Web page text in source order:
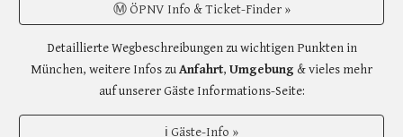
Ⓜ️ ÖPNV Info & Ticket-Finder »
Detaillierte Wegbeschreibungen zu wichtigen Punkten in
München, weitere Infos zuAnfahrt, Umgebung & vieles mehr
auf unserer Gäste Informations-Seite:
ℹ Gäste-Info »